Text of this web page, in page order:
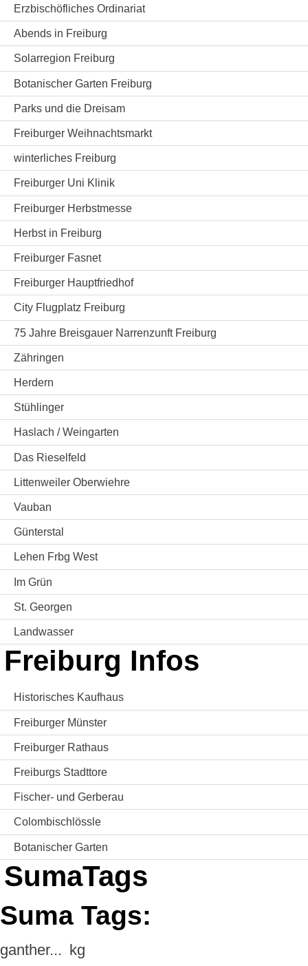
Erzbischöfliches Ordinariat
Abends in Freiburg
Solarregion Freiburg
Botanischer Garten Freiburg
Parks und die Dreisam
Freiburger Weihnachtsmarkt
winterliches Freiburg
Freiburger Uni Klinik
Freiburger Herbstmesse
Herbst in Freiburg
Freiburger Fasnet
Freiburger Hauptfriedhof
City Flugplatz Freiburg
75 Jahre Breisgauer Narrenzunft Freiburg
Zähringen
Herdern
Stühlinger
Haslach / Weingarten
Das Rieselfeld
Littenweiler Oberwiehre
Vauban
Günterstal
Lehen Frbg West
Im Grün
St. Georgen
Landwasser
Freiburg Infos
Historisches Kaufhaus
Freiburger Münster
Freiburger Rathaus
Freiburgs Stadttore
Fischer- und Gerberau
Colombischlössle
Botanischer Garten
SumaTags
Suma Tags:
ganther... kg